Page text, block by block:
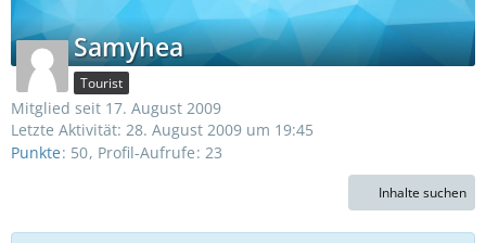
Samyhea
Tourist
Mitglied seit 17. August 2009
Letzte Aktivität: 28. August 2009 um 19:45
Punkte 50 Profil-Aufrufe 23
Inhalte suchen